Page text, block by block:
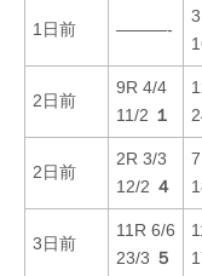
1日前 ———-
2日前
9R 4/4
11/2 １
2日前
2R 3/3
12/2 ４
3日前
11R 6/6
23/3 ５